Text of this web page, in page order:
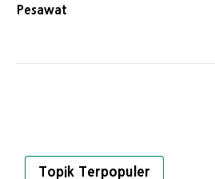
Pesawat
Topik Terpopuler